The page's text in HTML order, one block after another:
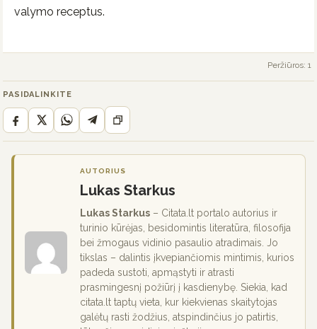
valymo receptus.
Peržiūros: 1
PASIDALINKITE
AUTORIUS
Lukas Starkus
Lukas Starkus – Citata.lt portalo autorius ir
turinio kūrėjas, besidomintis literatūra, filosofija
bei žmogaus vidinio pasaulio atradimais. Jo
tikslas – dalintis įkvepiančiomis mintimis, kurios
padeda sustoti, apmąstyti ir atrasti
prasmingesnį požiūrį į kasdienybę. Siekia, kad
citata.lt taptų vieta, kur kiekvienas skaitytojas
galėtų rasti žodžius, atspindinčius jo patirtis,